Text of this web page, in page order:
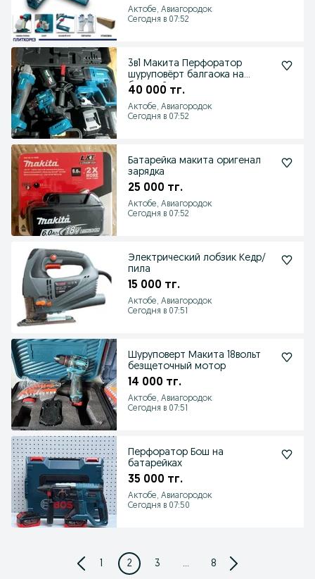
Актобе, Авиагородок
Сегодня в 07:52
3в1 Макита Перфоратор
шуруповёрт балгаока на
батарейках
40 000 тг.
Актобе, Авиагородок
Сегодня в 07:52
Батарейка макита оригенал
зарядка
25 000 тг.
Актобе, Авиагородок
Сегодня в 07:52
Электрический лобзик Кедр/
пила
15 000 тг.
Актобе, Авиагородок
Сегодня в 07:51
Шуруповерт Макита 18вольт
безщеточный мотор
14 000 тг.
Актобе, Авиагородок
Сегодня в 07:51
Перфоратор Бош на
батарейках
35 000 тг.
Актобе, Авиагородок
Сегодня в 07:50
1 2 3 ... 8